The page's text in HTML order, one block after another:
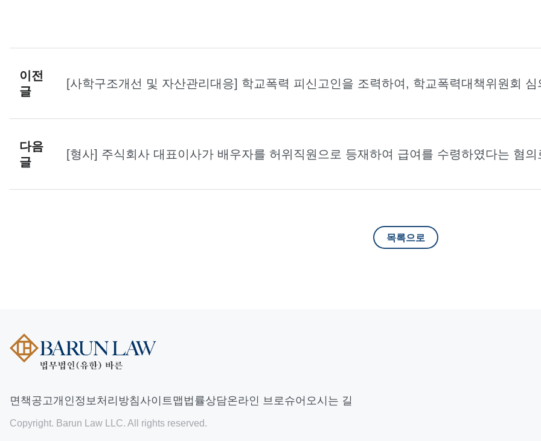
이전
글
[사학구조개선 및 자산관리대응] 학교폭력 피신고인을 조력하여, 학교폭력대책위원회 심
다음
글
[형사] 주식회사 대표이사가 배우자를 허위직원으로 등재하여 급여를 수령하였다는 혐
목록으로
면책공고개인정보처리방침사이트맵 법률상담온라인 브로슈어 오시는 길
Copyright. Barun Law LLC. All rights reserved.